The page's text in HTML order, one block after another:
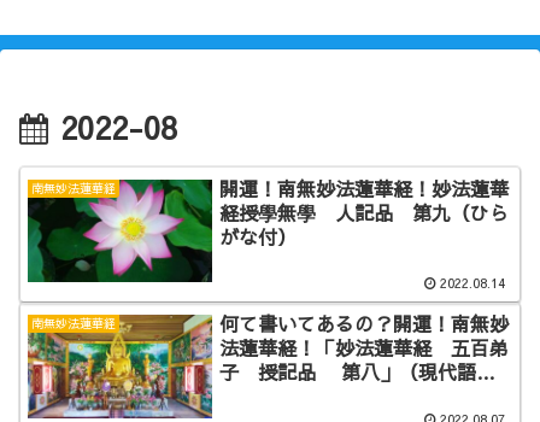
2022-08
南無妙法蓮華経
開運！南無妙法蓮華経！妙法蓮華
経授學無學 人記品 第九（ひら
がな付）
2022.08.14
南無妙法蓮華経
何て書いてあるの？開運！南無妙
法蓮華経！「妙法蓮華経 五百弟
子 授記品 第八」（現代語